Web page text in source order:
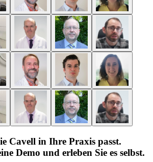
Cavell in Ihre Praxis passt.
Demo und erleben Sie es selbst.